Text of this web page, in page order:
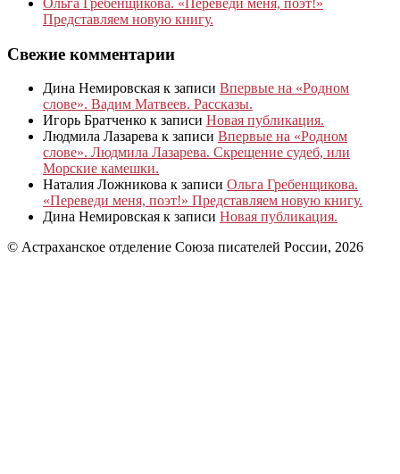
Ольга Гребенщикова. «Переведи меня, поэт!»
Представляем новую книгу.
Свежие комментарии
Дина Немировская к записи Впервые на «Родном
слове». Вадим Матвеев. Рассказы.
Игорь Братченко к записи Новая публикация.
Людмила Лазарева к записи Впервые на «Родном
слове». Людмила Лазарева. Скрещение судеб, или
Морские камешки.
Наталия Ложникова к записи Ольга Гребенщикова.
«Переведи меня, поэт!» Представляем новую книгу.
Дина Немировская к записи Новая публикация.
© Астраханское отделение Союза писателей России, 2026